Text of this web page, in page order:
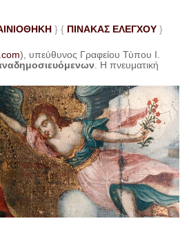
} { ΠΙΝΑΚΑΣ ΕΛΕΓΧΟΥ}
), υπεύθυνος Γραφείου Τύπου Ι.
. Ηπνευματική